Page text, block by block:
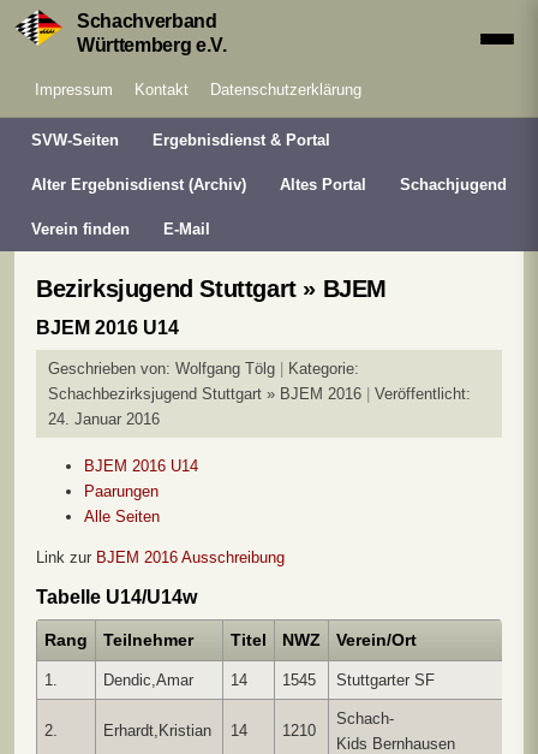
Schachverband
Württemberg e.V.
Impressum Kontakt Datenschutzerklärung
SVW-Seiten Ergebnisdienst & Portal
Alter Ergebnisdienst (Archiv) Altes Portal Schachjugend
Verein finden E-Mail
Bezirksjugend Stuttgart » BJEM
BJEM 2016 U14
Geschrieben von: Wolfgang Tölg
Kategorie:
Schachbezirksjugend Stuttgart » BJEM 2016
Veröffentlicht:
24. Januar 2016
BJEM 2016 U14
Paarungen
Alle Seiten
Link zur BJEM 2016 Ausschreibung
Tabelle U14/U14w
Rang Teilnehmer Titel NWZ Verein/Ort
1. Dendic,Amar 14 1545 Stuttgarter SF
2. Erhardt,Kristian 14 1210
Schach-
Kids Bernhausen